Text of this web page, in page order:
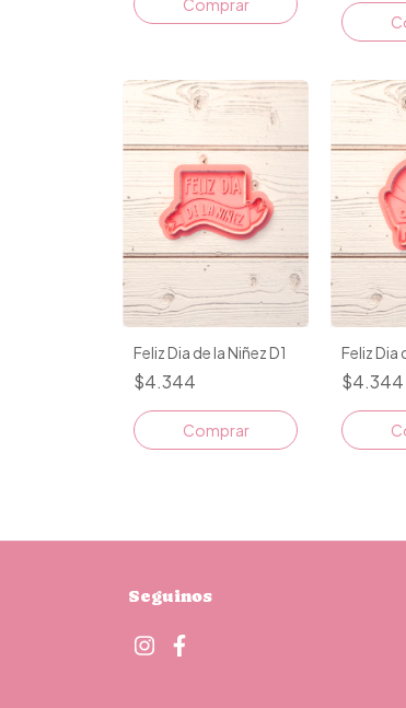
Feliz Dia de la Niñez D1
$4.344
Comprar
Feliz Dia
$4.344
Seguinos